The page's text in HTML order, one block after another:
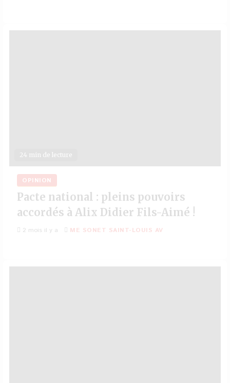
24 min de lecture
OPINION
Pacte national : pleins pouvoirs
accordés à Alix Didier Fils-Aimé !
2 mois il y a ME SONET SAINT-LOUIS AV